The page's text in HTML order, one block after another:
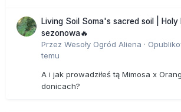
Living Soil Soma's sacred soil | Holy
sezonowa🔥
Przez Wesoły Ogród Aliena ·
temu
A i jak prowadziłeś tą Mimosa x
donicach?